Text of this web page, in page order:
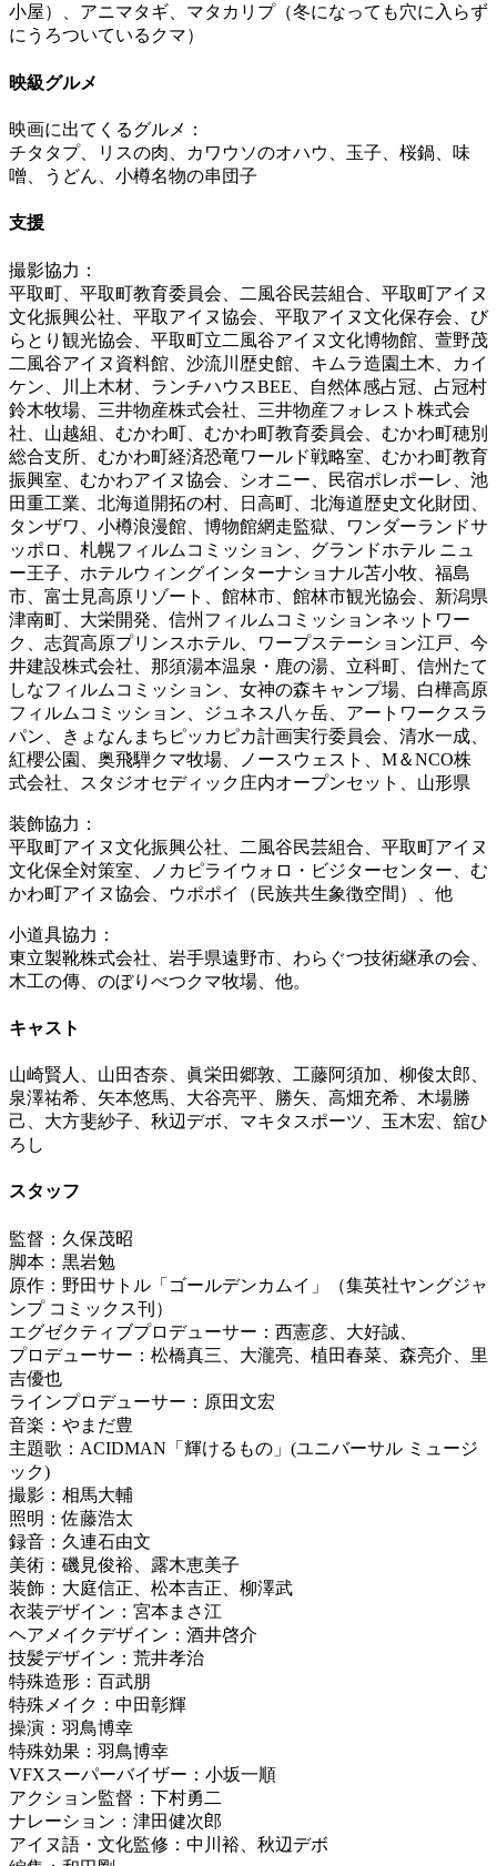
小屋）、アニマタギ、マタカリプ（冬になっても穴に入らず
にうろついているクマ）
映級グルメ
映画に出てくるグルメ：
チタタプ、リスの肉、カワウソのオハウ、玉子、桜鍋、味
噌、うどん、小樽名物の串団子
支援
撮影協力：
平取町、平取町教育委員会、二風谷民芸組合、平取町アイヌ
文化振興公社、平取アイヌ協会、平取アイヌ文化保存会、び
らとり観光協会、平取町立二風谷アイヌ文化博物館、萱野茂
二風谷アイヌ資料館、沙流川歴史館、キムラ造園土木、カイ
ケン、川上木材、ランチハウスBEE、自然体感占冠、占冠村
鈴木牧場、三井物産株式会社、三井物産フォレスト株式会
社、山越組、むかわ町、むかわ町教育委員会、むかわ町穂別
総合支所、むかわ町経済恐竜ワールド戦略室、むかわ町教育
振興室、むかわアイヌ協会、シオニー、民宿ポレポーレ、池
田重工業、北海道開拓の村、日高町、北海道歴史文化財団、
タンザワ、小樽浪漫館、博物館網走監獄、ワンダーランドサ
ッポロ、札幌フィルムコミッション、グランドホテル ニュ
ー王子、ホテルウィングインターナショナル苫小牧、福島
市、富士見高原リゾート、館林市、館林市観光協会、新潟県
津南町、大栄開発、信州フィルムコミッションネットワー
ク、志賀高原プリンスホテル、ワープステーション江戸、今
井建設株式会社、那須湯本温泉・鹿の湯、立科町、信州たて
しなフィルムコミッション、女神の森キャンプ場、白樺高原
フィルムコミッション、ジュネス八ヶ岳、アートワークスラ
パン、きょなんまちピッカピカ計画実行委員会、清水一成、
紅櫻公園、奥飛騨クマ牧場、ノースウェスト、M＆NCO株
式会社、スタジオセディック庄内オープンセット、山形県
装飾協力：
平取町アイヌ文化振興公社、二風谷民芸組合、平取町アイヌ
文化保全対策室、ノカピライウォロ・ビジターセンター、む
かわ町アイヌ協会、ウポポイ（民族共生象徴空間）、他
小道具協力：
東立製靴株式会社、岩手県遠野市、わらぐつ技術継承の会、
木工の傳、のぼりべつクマ牧場、他。
キャスト
山崎賢人、山田杏奈、眞栄田郷敦、工藤阿須加、柳俊太郎、
泉澤祐希、矢本悠馬、大谷亮平、勝矢、高畑充希、木場勝
己、大方斐紗子、秋辺デボ、マキタスポーツ、玉木宏、舘ひ
ろし
スタッフ
監督：久保茂昭
脚本：黒岩勉
原作：野田サトル「ゴールデンカムイ」（集英社ヤングジャ
ンプ コミックス刊）
エグゼクティブプロデューサー：西憲彦、大好誠、
プロデューサー：松橋真三、大瀧亮、植田春菜、森亮介、里
吉優也
ラインプロデューサー：原田文宏
音楽：やまだ豊
主題歌：ACIDMAN「輝けるもの」(ユニバーサル ミュージ
ック)
撮影：相馬大輔
照明：佐藤浩太
録音：久連石由文
美術：磯見俊裕、露木恵美子
装飾：大庭信正、松本吉正、柳澤武
衣装デザイン：宮本まさ江
ヘアメイクデザイン：酒井啓介
技髪デザイン：荒井孝治
特殊造形：百武朋
特殊メイク：中田彰輝
操演：羽鳥博幸
特殊効果：羽鳥博幸
VFXスーパーバイザー：小坂一順
アクション監督：下村勇二
ナレーション：津田健次郎
アイヌ語・文化監修：中川裕、秋辺デボ